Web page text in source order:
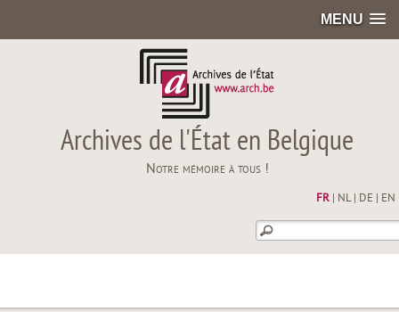
MENU
Archives de l'État en Belgique
Notre mémoire à tous !
FR| NL| DE EN